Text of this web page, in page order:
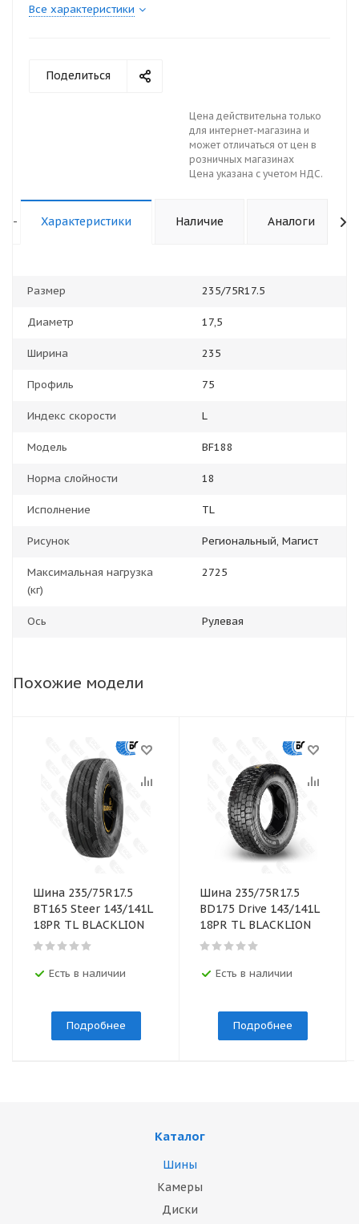
Все характеристики
Поделиться
Цена действительна только
для интернет-магазина и
может отличаться от цен в
розничных магазинах
Цена указана с учетом НДС.
- Характеристики Наличие Аналоги
Размер 235/75R17.5
Диаметр 17,5
Ширина 235
Профиль 75
Индекс скорости L
Модель BF188
Норма слойности 18
Исполнение TL
Рисунок Региональный, Магист
Максимальная нагрузка
(кг)
2725
Ось Рулевая
Похожие модели
Шина 235/75R17.5
BТ165 Steer 143/141L
18PR TL BLACKLION
Есть в наличии
Подробнее
Шина 235/75R17.5
BD175 Drive 143/141L
18PR TL BLACKLION
Есть в наличии
Подробнее
Каталог
Шины
Камеры
Диски